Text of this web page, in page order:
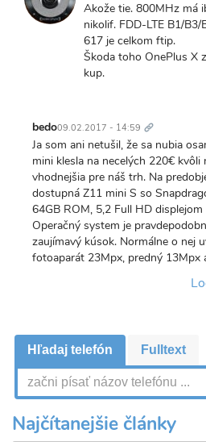
Akože tie. 800MHz má
nikolif. FDD-LTE B1/
617 je celkom ftip.
Škoda toho OnePlus X
kup.
bedo09.02.2017 - 14:59 odkaz
Ja som ani netušil, že sa nubia
mini klesla na necelých 220€
vhodnejšia pre náš trh. Na
dostupná Z11 mini S so
64GB ROM, 5,2 Full HD
Operačný system je
zaujímavý kúsok. Normálne o nej
fotoaparát 23Mpx, predný 13Mpx
Hľadaj telefón Fulltext
Najčítanejšie články